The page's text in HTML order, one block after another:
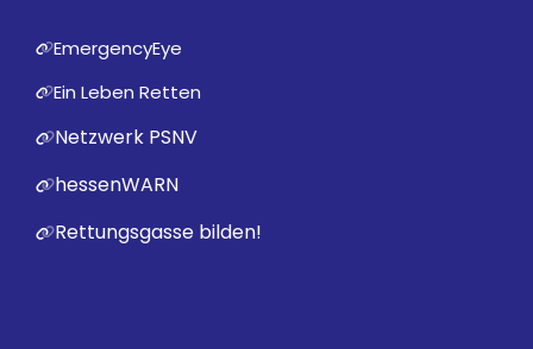
EmergencyEye
Ein Leben Retten
Netzwerk PSNV
hessenWARN
Rettungsgasse bilden!